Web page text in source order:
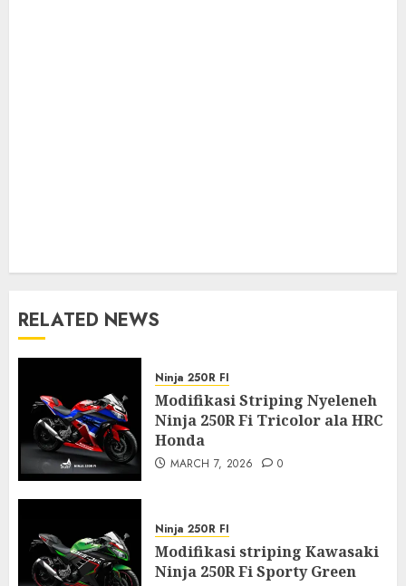
RELATED NEWS
Ninja 250R FI
Modifikasi Striping Nyeleneh
Ninja 250R Fi Tricolor ala HRC
Honda
MARCH 7, 2026 0
Ninja 250R FI
Modifikasi striping Kawasaki
Ninja 250R Fi Sporty Green